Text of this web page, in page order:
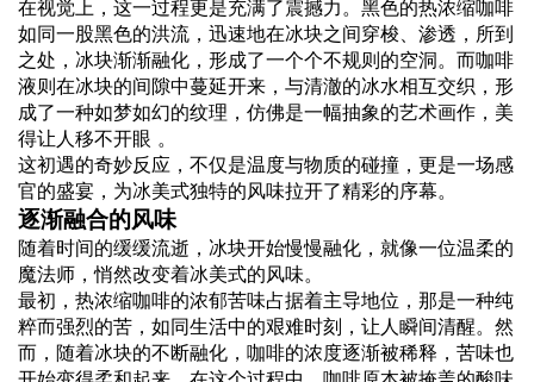
在视觉上，这一过程更是充满了震撼力。黑色的热浓缩咖啡
如同一股黑色的洪流，迅速地在冰块之间穿梭、渗透，所到
之处，冰块渐渐融化，形成了一个个不规则的空洞。而咖啡
液则在冰块的间隙中蔓延开来，与清澈的冰水相互交织，形
成了一种如梦如幻的纹理，仿佛是一幅抽象的艺术画作，美
得让人移不开眼 。
这初遇的奇妙反应，不仅是温度与物质的碰撞，更是一场感
官的盛宴，为冰美式独特的风味拉开了精彩的序幕。
逐渐融合的风味
随着时间的缓缓流逝，冰块开始慢慢融化，就像一位温柔的
魔法师，悄然改变着冰美式的风味。
最初，热浓缩咖啡的浓郁苦味占据着主导地位，那是一种纯
粹而强烈的苦，如同生活中的艰难时刻，让人瞬间清醒。然
而，随着冰块的不断融化，咖啡的浓度逐渐被稀释，苦味也